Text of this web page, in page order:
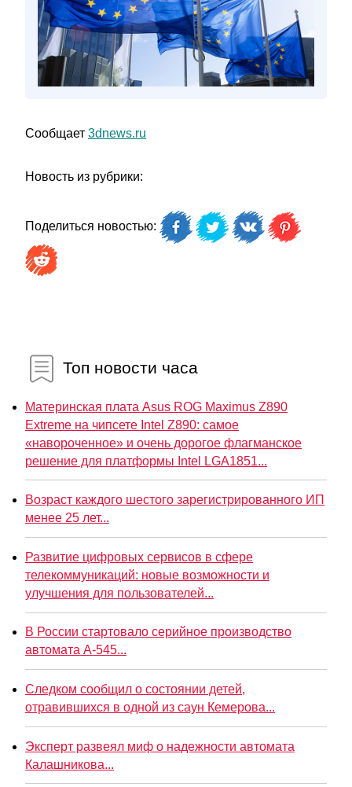
Сообщает 3dnews.ru
Новость из рубрики:
Поделиться новостью:
Топ новости часа
Материнская плата Asus ROG Maximus Z890
Extreme на чипсете Intel Z890: самое
«навороченное» и очень дорогое флагманское
решение для платформы Intel LGA1851...
Возраст каждого шестого зарегистрированного ИП
менее 25 лет...
Развитие цифровых сервисов в сфере
телекоммуникаций: новые возможности и
улучшения для пользователей...
В России стартовало серийное производство
автомата А-545...
Следком сообщил о состоянии детей,
отравившихся в одной из саун Кемерова...
Эксперт развеял миф о надежности автомата
Калашникова...